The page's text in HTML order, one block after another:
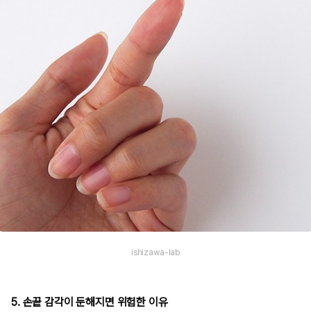
ishizawa-lab
5. 손끝 감각이 둔해지면 위험한 이유